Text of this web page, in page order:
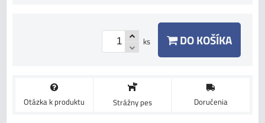
ks DO KOŠÍKA
Otázka k produktu Strážny pes Doručenia